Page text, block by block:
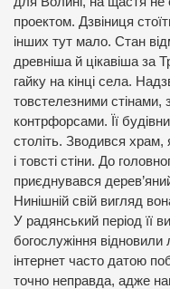
проектом. Дзвіниця
інших тут мало. Стан
древніша й цікавіша за
гайку на кінці села.
товстелезними стінами,
контрфорсами. Її
століть. Зводився храм,
і товсті стіни. До
приєднувався
Нинішній свій вигляд
У радянський період її
богослужіння
інтернет часто датою
точно неправда, адже